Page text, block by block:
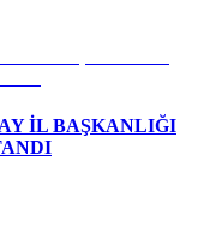
İL BAŞKANLIĞI